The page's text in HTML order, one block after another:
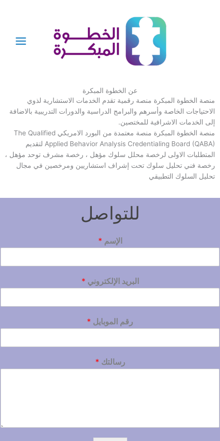
عن الخطوة المبكرة
منصة الخطوة المبكرة منصة رقمية تقدم الخدمات الاستشارية لذوي
الاحتياجات الخاصة وأسرهم والبرامج الدراسية والدورات التدريبية بالاضافة
إلى الخدمات الاشرافية للمختصين.
منصة الخطوة المبكرة منصة معتمدة من البورد الامريكي The Qualified
Applied Behavior Analysis Credentialing Board (QABA) لتقديم
المتطلبات الاولى لرخصة محلل سلوك مؤهل ، رخصة مشرف توحد مؤهل ،
رخصة فني تحليل سلوك تحت إشراف استشاريين ومرخصين في مجال
تحليل السلوك التطبيقي
للتواصل
الإسم *
البريد الإلكتروني *
رقم الموبايل *
رسالتك *